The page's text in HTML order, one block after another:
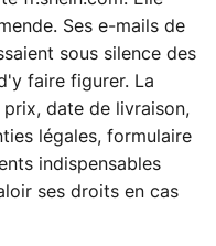
Ses e-mails de
sous silence des
faire figurer. La
prix, date de livraison,
légales, formulaire
indispensables
ses droits en cas